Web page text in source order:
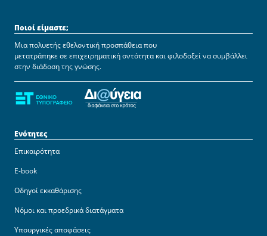
Ποιοί είμαστε;
Μια πολυετής εθελοντική προσπάθεια που
μετατράπηκε σε επιχειρηματική οντότητα και φιλοδοξεί να συμβάλλει
στην διάδοση της γνώσης.
Ενότητες
Επικαιρότητα
E-book
Οδηγοί εκκαθάρισης
Νόμοι και προεδρικά διατάγματα
Υπουργικές αποφάσεις